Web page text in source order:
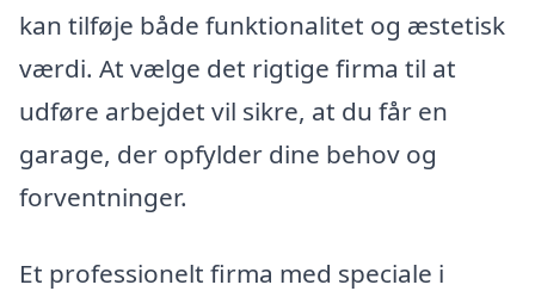
kan tilføje både funktionalitet og æstetisk
værdi. At vælge det rigtige firma til at
udføre arbejdet vil sikre, at du får en
garage, der opfylder dine behov og
forventninger.
Et professionelt firma med speciale i